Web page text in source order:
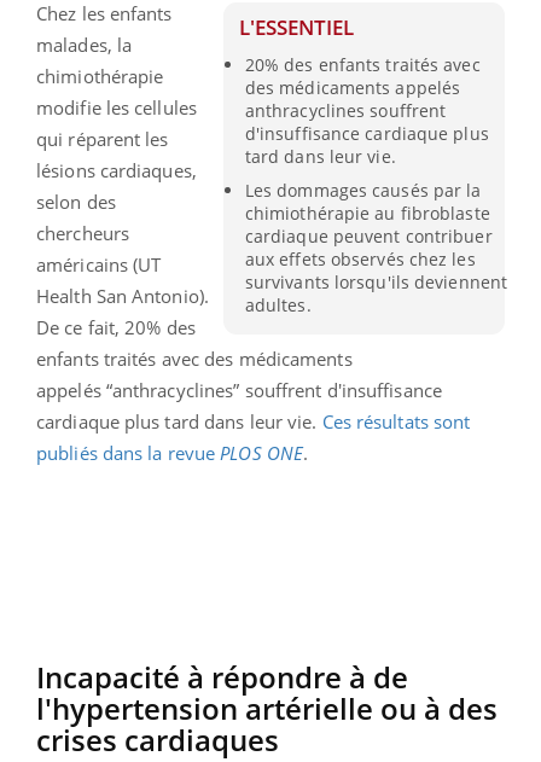
L'ESSENTIEL
20% des enfants traités avec
des médicaments appelés
anthracyclines souffrent
d'insuffisance cardiaque plus
tard dans leur vie.
Les dommages causés par la
chimiothérapie au fibroblaste
cardiaque peuvent contribuer
aux effets observés chez les
survivants lorsqu'ils deviennent
adultes.
Chez les enfants
malades, la
chimiothérapie
modifie les cellules
qui réparent les
lésions cardiaques,
selon des
chercheurs
américains (UT
Health San Antonio).
De ce fait, 20% des
enfants traités avec des médicaments
appelés “anthracyclines” souffrent d'insuffisance
cardiaque plus tard dans leur vie. Ces résultats sont
publiés dans la revuePLOS ONE.
Incapacité à répondre à de
l'hypertension artérielle ou à des
crises cardiaques